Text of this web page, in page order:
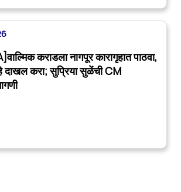
कराडला नागपूर कारागृहात पाठवा,
दाखल करा; सुप्रिया सुळेंची CM